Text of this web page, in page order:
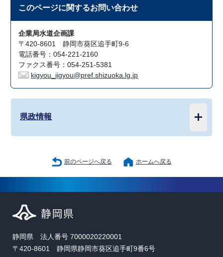
このページに関するお問い合わせ
企業局水道企画課
〒420-8601 静岡市葵区追手町9-6
電話番号：054-221-2160
ファクス番号：054-251-5381
kigyou_jigyou@pref.shizuoka.lg.jp
県政情報
前のページへ戻る ホームへ戻る
静岡県 法人番号 7000020220001
〒420-8601 静岡県静岡市葵区追手町9番6号